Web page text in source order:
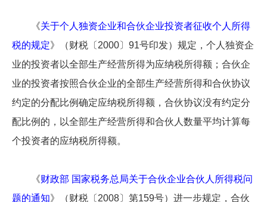
《关于个人独资企业和合伙企业投资者征收个人所得
税的规定》（财税〔2000〕91号印发）规定，个人独资企
业的投资者以全部生产经营所得为应纳税所得额；合伙企
业的投资者按照合伙企业的全部生产经营所得和合伙协议
约定的分配比例确定应纳税所得额，合伙协议没有约定分
配比例的，以全部生产经营所得和合伙人数量平均计算每
个投资者的应纳税所得额。
《财政部 国家税务总局关于合伙企业合伙人所得税问
题的通知》（财税〔2008〕第159号）进一步规定，合伙